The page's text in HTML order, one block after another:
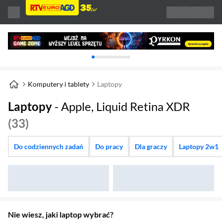
Karuzela z banerami, aktualny element 1 z
Komputery i tablety Laptopy
Laptopy - Apple, Liquid Retina XDR
(33)
Do codziennych zadań Do pracy Dla graczy Laptopy 2w1
Nie wiesz, jaki laptop wybrać?